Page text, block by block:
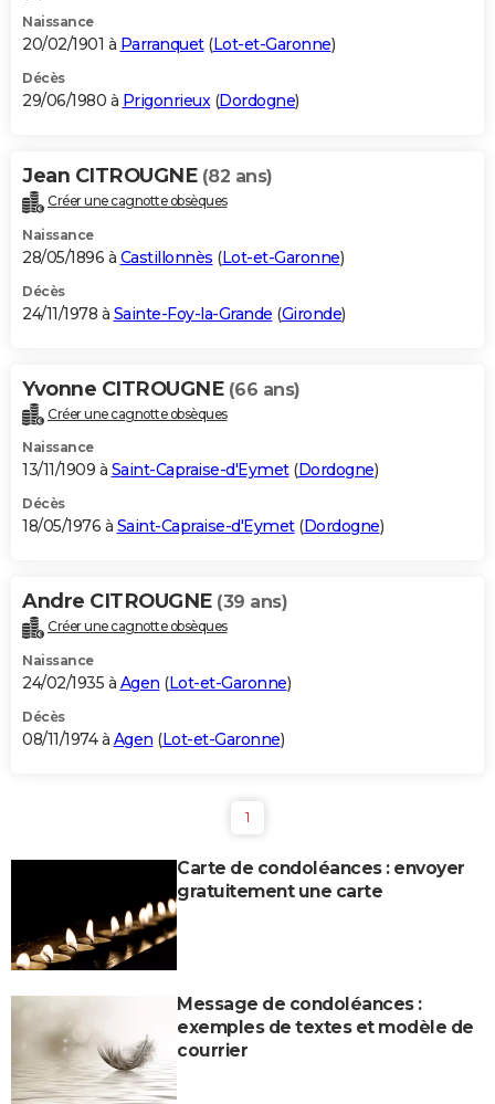
Naissance
20/02/1901 à Parranquet(Lot-et-Garonne)
Décès
29/06/1980 à Prigonrieux(Dordogne)
Jean CITROUGNE (82 ans)
Créer une cagnotte obsèques
Naissance
28/05/1896 à Castillonnès (Lot-et-Garonne)
Décès
24/11/1978 à Sainte-Foy-la-Grande (Gironde)
Yvonne CITROUGNE (66 ans)
Créer une cagnotte obsèques
Naissance
13/11/1909 à Saint-Capraise-d'Eymet(Dordogne)
Décès
18/05/1976 à Saint-Capraise-d'Eymet(Dordogne)
Andre CITROUGNE (39 ans)
Créer une cagnotte obsèques
Naissance
24/02/1935 à Agen (Lot-et-Garonne)
Décès
08/11/1974 à Agen (Lot-et-Garonne)
1
Carte de condoléances : envoyer
gratuitement une carte
Message de condoléances :
exemples de textes et modèle de
courrier